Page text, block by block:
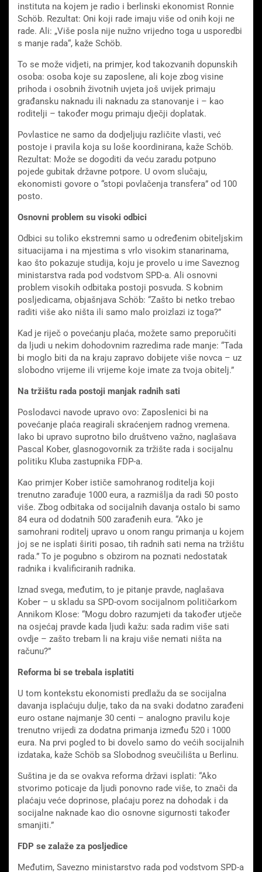
instituta na kojem je radio i berlinski ekonomist Ronnie
Schöb. Rezultat: Oni koji rade imaju više od onih koji ne
rade. Ali: „Više posla nije nužno vrijedno toga u usporedbi
s manje rada“, kaže Schöb.
To se može vidjeti, na primjer, kod takozvanih dopunskih
osoba: osoba koje su zaposlene, ali koje zbog visine
prihoda i osobnih životnih uvjeta još uvijek primaju
građansku naknadu ili naknadu za stanovanje i – kao
roditelji – također mogu primaju dječji doplatak.
Povlastice ne samo da dodjeljuju različite vlasti, već
postoje i pravila koja su loše koordinirana, kaže Schöb.
Rezultat: Može se dogoditi da veću zaradu potpuno
pojede gubitak državne potpore. U ovom slučaju,
ekonomisti govore o “stopi povlačenja transfera” od 100
posto.
Osnovni problem su visoki odbici
Odbici su toliko ekstremni samo u određenim obiteljskim
situacijama i na mjestima s vrlo visokim stanarinama,
kao što pokazuje studija, koju je provelo u ime Saveznog
ministarstva rada pod vodstvom SPD-a. Ali osnovni
problem visokih odbitaka postoji posvuda. S kobnim
posljedicama, objašnjava Schöb: “Zašto bi netko trebao
raditi više ako ništa ili samo malo proizlazi iz toga?”
Kad je riječ o povećanju plaća, možete samo preporučiti
da ljudi u nekim dohodovnim razredima rade manje: “Tada
bi moglo biti da na kraju zapravo dobijete više novca – uz
slobodno vrijeme ili vrijeme koje imate za tvoja obitelj.”
Na tržištu rada postoji manjak radnih sati
Poslodavci navode upravo ovo: Zaposlenici bi na
povećanje plaća reagirali skraćenjem radnog vremena.
Iako bi upravo suprotno bilo društveno važno, naglašava
Pascal Kober, glasnogovornik za tržište rada i socijalnu
politiku Kluba zastupnika FDP-a.
Kao primjer Kober ističe samohranog roditelja koji
trenutno zarađuje 1000 eura, a razmišlja da radi 50 posto
više. Zbog odbitaka od socijalnih davanja ostalo bi samo
84 eura od dodatnih 500 zarađenih eura. “Ako je
samohrani roditelj upravo u onom rangu primanja u kojem
joj se ne isplati širiti posao, tih radnih sati nema na tržištu
rada.” To je pogubno s obzirom na poznati nedostatak
radnika i kvalificiranih radnika.
Iznad svega, međutim, to je pitanje pravde, naglašava
Kober – u skladu sa SPD-ovom socijalnom političarkom
Annikom Klose: “Mogu dobro razumjeti da također utječe
na osjećaj pravde kada ljudi kažu: sada radim više sati
ovdje – zašto trebam li na kraju više nemati ništa na
računu?”
Reforma bi se trebala isplatiti
U tom kontekstu ekonomisti predlažu da se socijalna
davanja isplaćuju dulje, tako da na svaki dodatno zarađeni
euro ostane najmanje 30 centi – analogno pravilu koje
trenutno vrijedi za dodatna primanja između 520 i 1000
eura. Na prvi pogled to bi dovelo samo do većih socijalnih
izdataka, kaže Schöb sa Slobodnog sveučilišta u Berlinu.
Suština je da se ovakva reforma državi isplati: “Ako
stvorimo poticaje da ljudi ponovno rade više, to znači da
plaćaju veće doprinose, plaćaju porez na dohodak i da
socijalne naknade kao dio osnovne sigurnosti također
smanjiti.”
FDP se zalaže za posljedice
Međutim, Savezno ministarstvo rada pod vodstvom SPD-a